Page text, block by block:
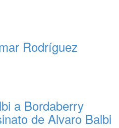
Rodríguez
a Bordaberry
de Alvaro Balbi